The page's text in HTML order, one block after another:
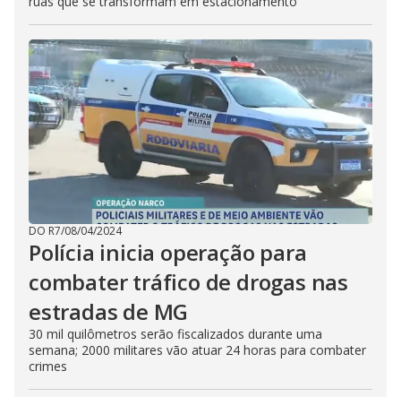
DO R7/08/04/2024
Polícia inicia operação para
combater tráfico de drogas nas
estradas de MG
30 mil quilômetros serão fiscalizados durante uma
semana; 2000 militares vão atuar 24 horas para combater
crimes